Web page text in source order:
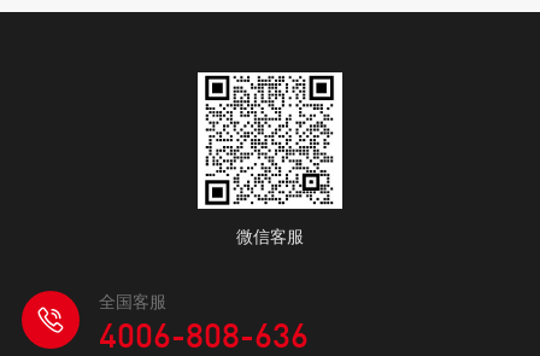
微信客服
全国客服
4006-808-636